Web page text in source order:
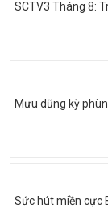
SCTV3 Tháng 8:
Mưu dũng kỳ
Sức hút miền cực